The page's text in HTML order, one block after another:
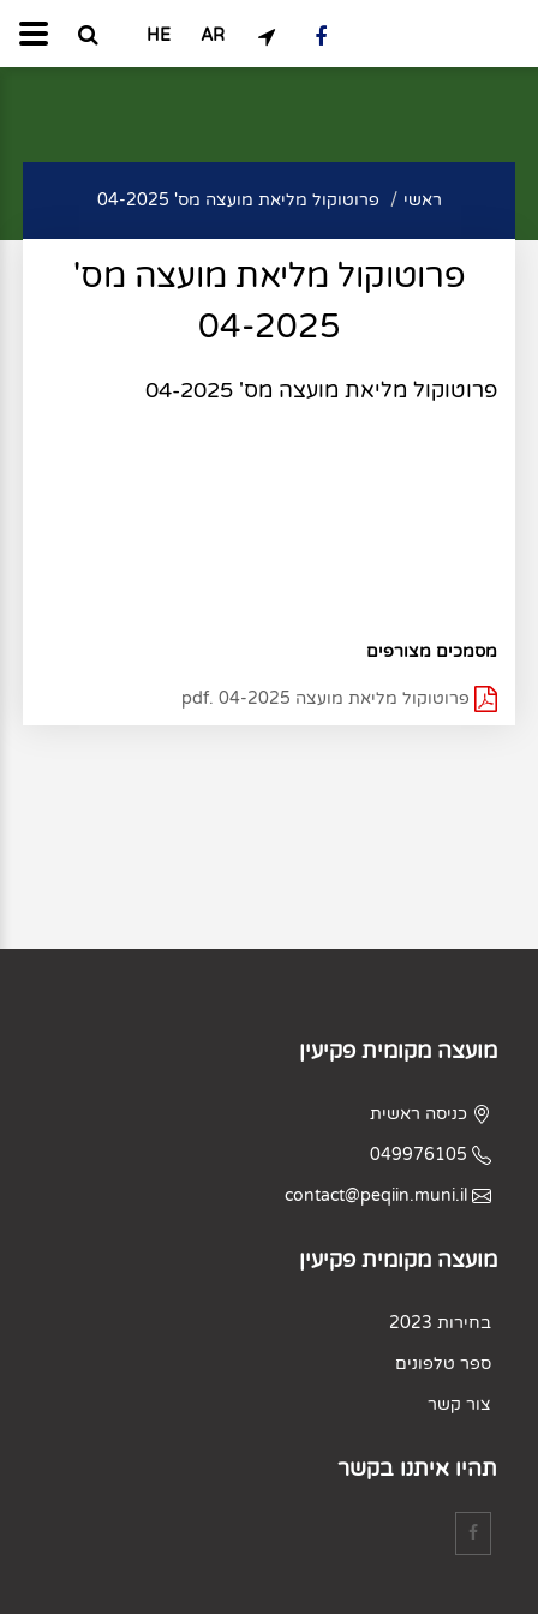
AR
HE
ראשי פרוטוקול מליאת מועצה מס' 04-2025
פרוטוקול מליאת מועצה מס'
04-2025
פרוטוקול מליאת מועצה מס' 04-2025
מסמכים מצורפים
פרוטוקול מליאת מועצה 04-2025 .pdf
מועצה מקומית פקיעין
כניסה ראשית
049976105
contact@peqiin.muni.il
מועצה מקומית פקיעין
בחירות 2023
ספר טלפונים
צור קשר
תהיו איתנו בקשר